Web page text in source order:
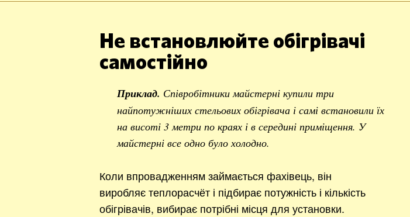
Не встановлюйте обігрівачі
самостійно
Приклад. Співробітники майстерні купили три
найпотужніших стельових обігрівача і самі встановили їх
на висоті 3 метри по краях і в середині приміщення. У
майстерні все одно було холодно.
Коли впровадженням займається фахівець, він
виробляє теплорасчёт і підбирає потужність і кількість
обігрівачів, вибирає потрібні місця для установки.